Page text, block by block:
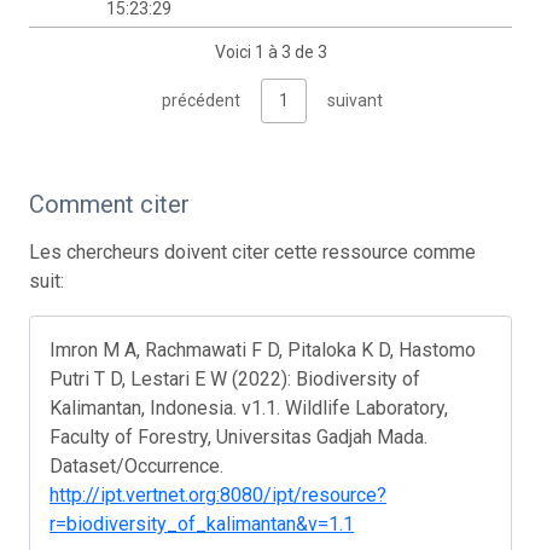
15:23:29
Voici 1 à 3 de 3
précédent 1 suivant
Comment citer
Les chercheurs doivent citer cette ressource comme
suit:
Imron M A, Rachmawati F D, Pitaloka K D, Hastomo
Putri T D, Lestari E W (2022): Biodiversity of
Kalimantan, Indonesia. v1.1. Wildlife Laboratory,
Faculty of Forestry, Universitas Gadjah Mada.
Dataset/Occurrence.
http://ipt.vertnet.org:8080/ipt/resource?
r=biodiversity_of_kalimantan&v=1.1